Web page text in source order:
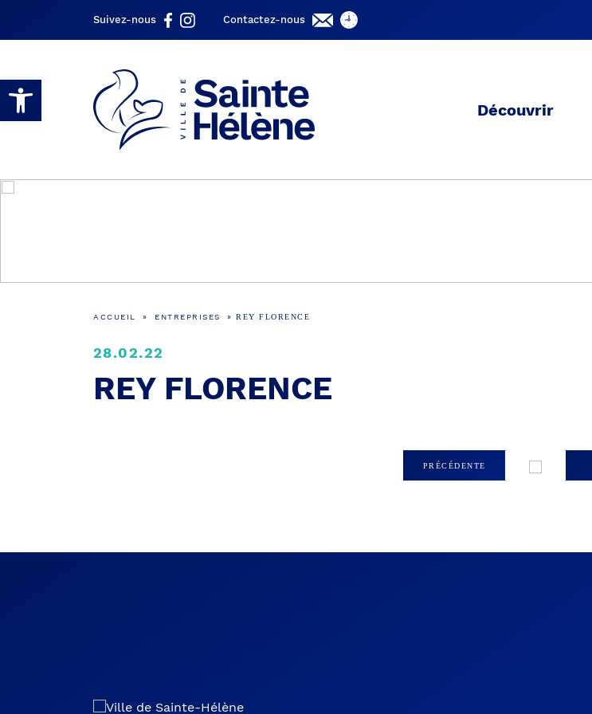
Ouvrir la barre d’outils
Suivez-nous Contactez-nous
Découvrir
ACCUEIL » ENTREPRISES » REY FLORENCE
28.02.22
REY FLORENCE
PRÉCÉDENTE